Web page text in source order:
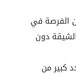
الفرصة في
دون
كبير من